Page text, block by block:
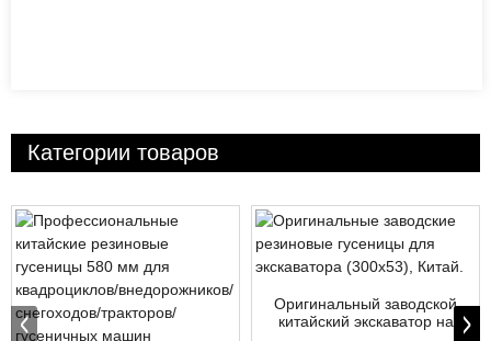
Категории товаров
Оригинальный заводской
китайский экскаватор на